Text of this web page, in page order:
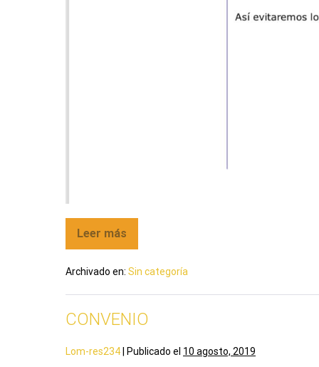
Leer más
Archivado en: Sin categoría
CONVENIO
Lom-res234 Publicado el 10 agosto, 2019